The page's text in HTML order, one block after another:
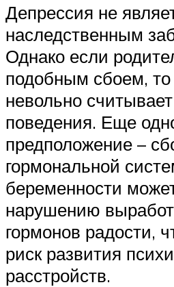
Депрессия не
наследственным
Однако если
подобным сбоем, то
невольно
поведения. Еще
предположение –
гормональной
беременности
нарушению
гормонов радости,
риск развития
расстройств.